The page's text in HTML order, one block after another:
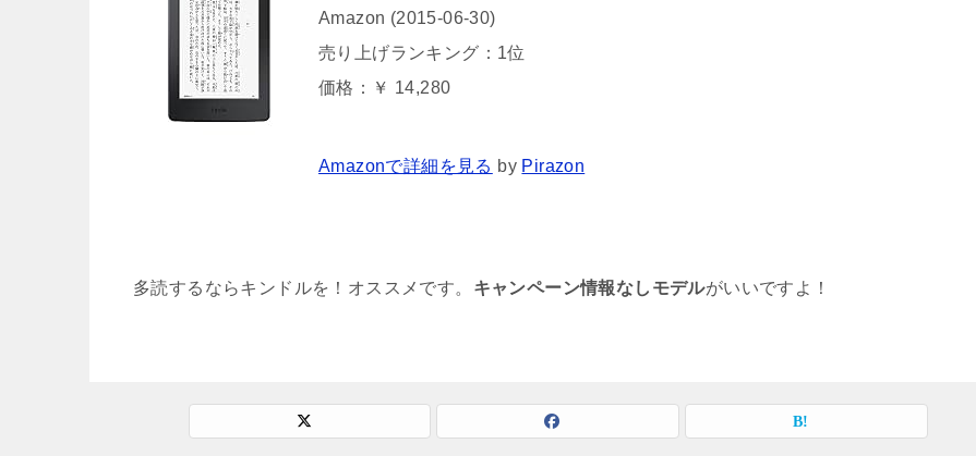
Amazon (2015-06-30)
売り上げランキング：1位
価格：￥ 14,280
Amazonで詳細を見る by Pirazon
多読するならキンドルを！オススメです。 キャンペーン情報なしモデルがいいですよ！